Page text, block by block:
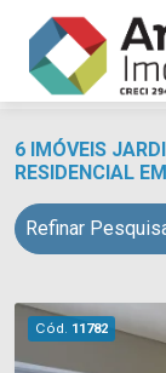
6 IMÓVEIS
RESIDENCIAL
Refinar
Cód. 11782